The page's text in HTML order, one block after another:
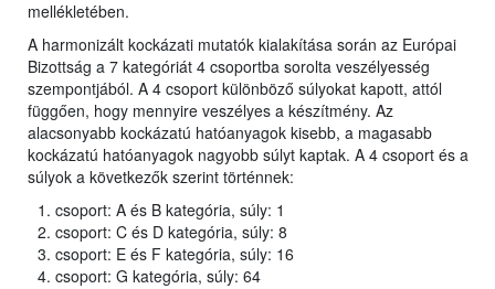
mellékletében.
A harmonizált kockázati mutatók kialakítása során az Európai
Bizottság a 7 kategóriát 4 csoportba sorolta veszélyesség
szempontjából. A 4 csoport különböző súlyokat kapott, attól
függően, hogy mennyire veszélyes a készítmény. Az
alacsonyabb kockázatú hatóanyagok kisebb, a magasabb
kockázatú hatóanyagok nagyobb súlyt kaptak. A 4 csoport és a
súlyok a következők szerint történnek:
csoport: A és B kategória, súly: 1
csoport: C és D kategória, súly: 8
csoport: E és F kategória, súly: 16
csoport: G kategória, súly: 64